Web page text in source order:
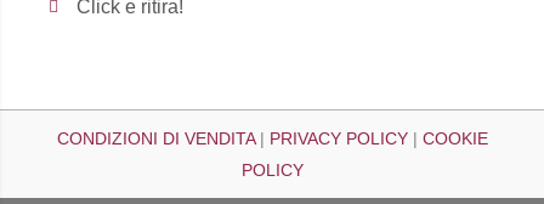
Click e ritira!
CONDIZIONI DI VENDITA| PRIVACY POLICY| COOKIE
POLICY